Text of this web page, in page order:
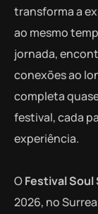
transforma a
ao mesmo
jornada,
conexões ao
completa
festival, cada
experiência.
OFestival Soul
2026, no